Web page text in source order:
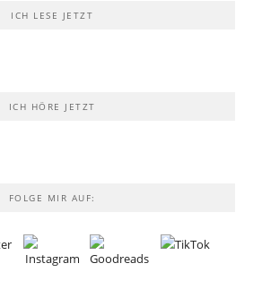
ICH LESE JETZT
ICH HÖRE JETZT
FOLGE MIR AUF: